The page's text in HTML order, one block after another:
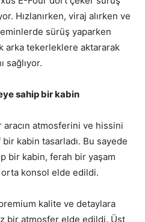
Hızlanırken, viraj alırken ve
sürüş yaparken
arka tekerleklere aktararak
sağlıyor.
sahip bir kabin
atmosferini ve hissini
kabin tasarladı. Bu sayede
bir kabin, ferah bir yaşam
konsol elde edildi.
kalite ve detaylara
bir atmosfer elde edildi. Üst